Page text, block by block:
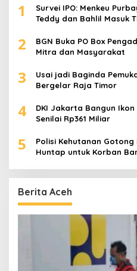
1
Survei IPO: Menkeu
Teddy dan Bahlil Masuk
2
BGN Buka PO Box
Mitra dan Masyarakat
3
Usai jadi Baginda
Bergelar Raja Timor
4
DKI Jakarta Bangun
Senilai Rp361 Miliar
5
Polisi Kehutanan
Huntap untuk Korban
Berita Aceh